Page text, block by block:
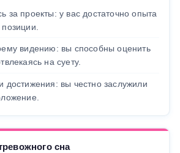
за проекты: у вас достаточно опыта
видению: вы способны оценить
на суету.
достижения: вы честно заслужили
сна